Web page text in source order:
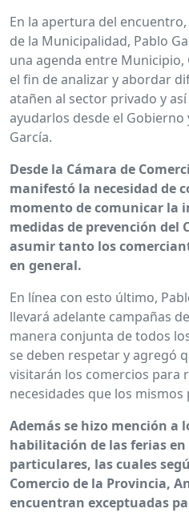
En la apertura del
de la Municipalidad, Pablo
una agenda entre Municipio,
el fin de analizar y abordar
atañen al sector privado y
ayudarlos desde el Gobierno
García.
Desde la Cámara de
manifestó la necesidad de
momento de comunicar la
medidas de prevención del
asumir tanto los
en general.
En línea con esto último,
llevará adelante campañas
manera conjunta de todos
se deben respetar y agregó
visitarán los comercios para
necesidades que los mismos
Además se hizo mención a
habilitación de las ferias en
particulares, las cuales
Comercio de la Provincia,
encuentran exceptuadas